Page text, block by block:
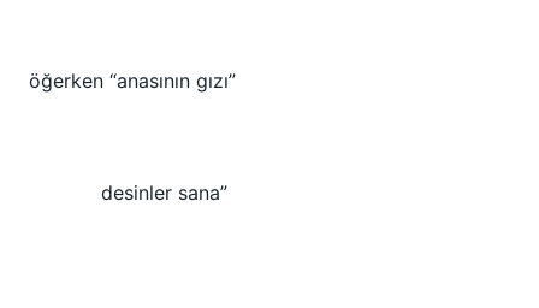
öğerken “anasının gızı”
desinler sana”